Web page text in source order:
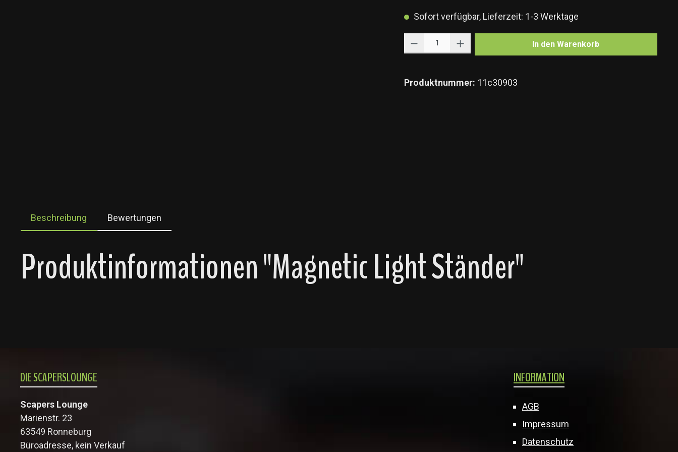
Sofort verfügbar, Lieferzeit: 1-3 Werktage
In den Warenkorb
Produktnummer: 11c30903
Beschreibung Bewertungen
Produktinformationen "Magnetic Light Ständer"
DIE SCAPERSLOUNGE
Scapers Lounge
Marienstr. 23
63549 Ronneburg
Büroadresse, kein Verkauf
INFORMATION
AGB
Impressum
Datenschutz